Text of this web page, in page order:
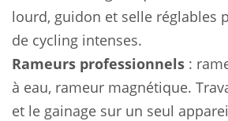
lourd, guidon et selle réglables
de cycling intenses.
Rameurs professionnels :
à eau, rameur magnétique.
et le gainage sur un seul